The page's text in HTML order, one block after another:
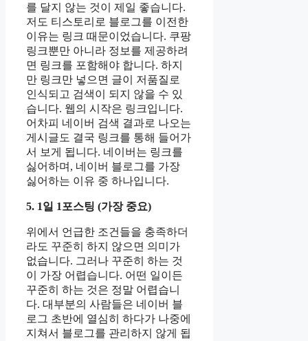
를 달지 않는 것이 제일 좋습니다.
저도 티스토리로 블로그를 이전한
이유는 링크 때문이었습니다. 쿠팡
링크뿐만 아니라 정보를 제공하려
면 링크를 포함해야 합니다. 하지
만 링크만 넣으면 글이 저품질로
인식되고 검색이 되지 않을 수 있
습니다. 웹의 시작은 링크입니다.
어차피 네이버 검색 결과로 나오는
게시글도 결국 링크를 통해 들어가
서 보게 됩니다. 네이버는 링크를
싫어하며, 네이버 블로그를 가장
싫어하는 이유 중 하나입니다.
5. 1일 1포스팅 (가장 중요)
위에서 언급한 조건들을 충족하더
라도 꾸준히 하지 않으면 의미가
없습니다. 그러나 꾸준히 하는 것
이 가장 어렵습니다. 어떤 일이든
꾸준히 하는 것은 정말 어렵습니
다. 대부분의 사람들은 네이버 블
로그 초반에 열심히 하다가 나중에
지쳐서 블로그를 관리하지 않게 됩